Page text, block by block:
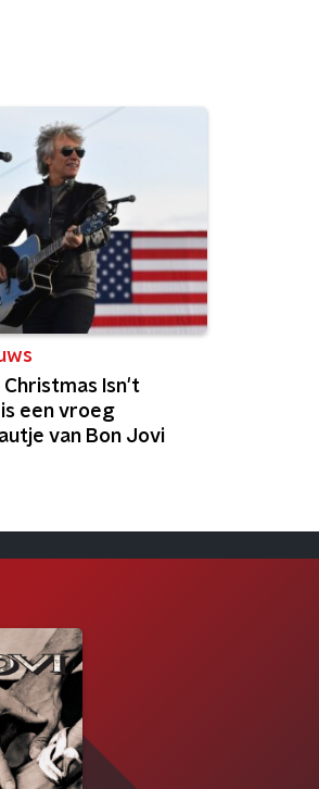
Christmas Isn't
een vroeg
van Bon Jovi